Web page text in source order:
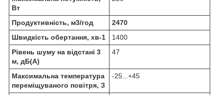
Вт
Продуктивність, м3/год
2470
Швидкість обертання, хв-1
1400
Рівень шуму на відстані 3
м, дБ(А)
47
Максимальна температура
переміщуваного повітря, З
-25...+45